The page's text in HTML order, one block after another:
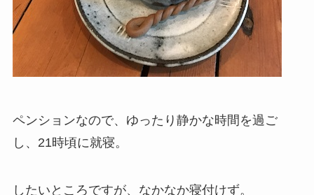
ペンションなので、ゆったり静かな時間を過ご
し、21時頃に就寝。
したいところですが、なかなか寝付けず。